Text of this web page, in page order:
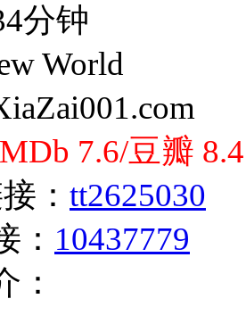
分钟
World
7.6/豆瓣 8.4
： tt2625030
： 10437779
：